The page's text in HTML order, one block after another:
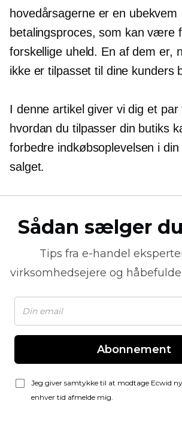
hovedårsagerne er en ubekvem
betalingsproces, som kan være
forskellige uheld. En af dem er,
ikke er tilpasset til dine kunders
I denne artikel giver vi dig et par
hvordan du tilpasser din butiks
forbedre indkøbsoplevelsen i
salget.
Sådan sælger
Tips fra e-handel
virksomhedsejere og
Abonnement
Jeg giver samtykke til at modtage Ecwid
enhver tid afmelde mig.